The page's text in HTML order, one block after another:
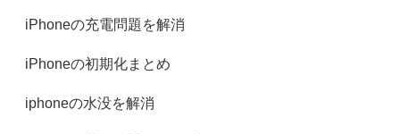
iPhoneの充電問題を解消
iPhoneの初期化まとめ
iphoneの水没を解消